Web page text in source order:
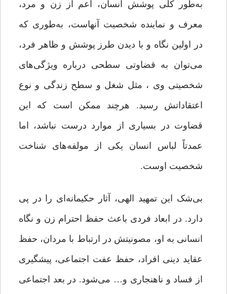
به‌طور کلی پوشش انسان، اعم از زن و مرد،
معرف و نماینده شخصیت آنهاست، به‌طوری که
در اولین نگاه و با دیدن طرز پوشش و ظاهر فرد،
می‌توان به قضاوتی سطحی درباره ویژگی‌های
شخصیتی وی ، مثل شغل و سطح زندگی و نوع
اعتقاداتش رسید. هرچند ممکن است که این
قضاوت در بسیاری از موارد درست نباشد،‌ اما
عمدتاً لباس انسان یکی از مولفه‌های شناخت
شخصیت‌ اوست.
بی‌شک این تمهید الهی، آثار حکیمانه‌ای را در پی
دارد. در ابعاد فردی باعث حفظ احترام زن و نگاه
انسانی به او، مصونیتش در ارتباط با مردان، حفظ
عقاید دینی افراد، حفظ عفت اجتماعی، پیشگیری
از فساد و ناهنجاری و… می‌شود. در بعد اجتماعی